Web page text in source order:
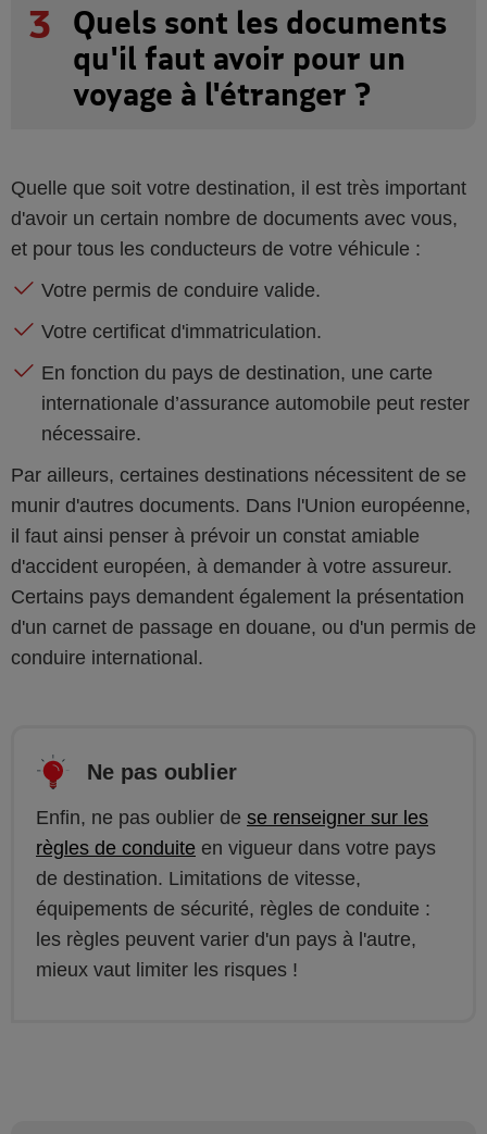
3
Quels sont les documents
qu'il faut avoir pour un
voyage à l'étranger ?
Quelle que soit votre destination, il est très important
d'avoir un certain nombre de documents avec vous,
et pour tous les conducteurs de votre véhicule :
Votre permis de conduire valide.
Votre certificat d'immatriculation.
En fonction du pays de destination, une carte
internationale d’assurance automobile peut rester
nécessaire.
Par ailleurs, certaines destinations nécessitent de se
munir d'autres documents. Dans l'Union européenne,
il faut ainsi penser à prévoir un constat amiable
d'accident européen, à demander à votre assureur.
Certains pays demandent également la présentation
d'un carnet de passage en douane, ou d'un permis de
conduire international.
Ne pas oublier
Enfin, ne pas oublier de se renseigner sur les
règles de conduite en vigueur dans votre pays
de destination. Limitations de vitesse,
équipements de sécurité, règles de conduite :
les règles peuvent varier d'un pays à l'autre,
mieux vaut limiter les risques !